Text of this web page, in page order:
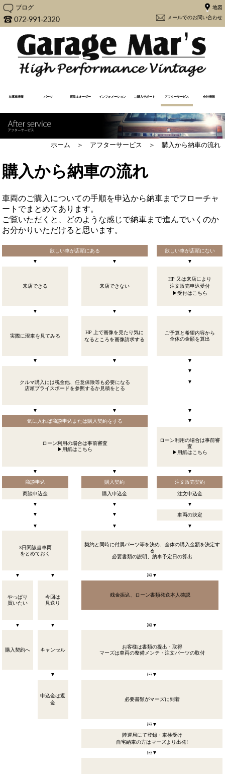
ブログ
メー
在庫車情報 パーツ 買取＆オーダー インフォメーション ご購入サポート アフターサービス 会社情報
ホーム ＞ アフターサービス ＞ 購入から納車の流れ
購入から納車の流れ
車両のご購入についての手順を申込から納車までフローチャ
ートでまとめてあります。
ご覧いただくと、どのような感じで納車まで進んでいくのか
お分かりいただけると思います。
欲しい車が店頭にある
欲しい車が店頭にない
▼
▼ ▼
来店できる 来店できない
HP 又は来店により
注文販売申込受付
▶受付はこちら
▼ ▼ ▼
実際に現車を見てみる
HP 上で画像を見たり気に
なるところを画像請求する
ご予算と希望内容から
全体の金額を算出
▼ ▼ ▼
クルマ購入には税金他、任意保険等も必要になる
店頭プライスボードを参照するか見積をとる
▼
▼
▼ ▼
▼
気に入れば商談申込または購入契約をする
▼
ローン利用の場合は事前審査
▶用紙はこちら
ローン利用の場合は事前審
査
▶用紙はこちら
▼ ▼
▼
商談申込
購入契約 注文販売契約
商談申込金 購入申込金
注文申込金
▼
▼
▼
▼
▼
車両の決定
▼
▼ ▼
3日間該当車両
をとめておく
契約と同時に付属パーツ等を決め、全体の購入金額を決定す
る
必要書類の説明、納車予定日の算出
▼ ▼ ￼▼
やっぱり
買いたい
今回は
見送り
残金振込、ローン書類発送本人確認
▼ ▼ ￼▼
購入契約へ キャンセル
お客様は書類の提出・取得
マーズは車両の整備メンテ・注文パーツの取付
▼ ￼▼
申込金は返
金
必要書類がマーズに到着
￼▼
陸運局にて登録・車検受け
自宅納車の方はマーズより出発!
￼▼